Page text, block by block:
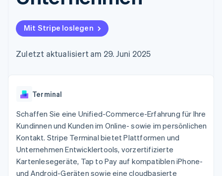
125
Terminal
Zahlungen vor Ort
Boost
Autorisierungsraten
Beschleunigter
Financial
Connections
Verbundene
Finanzdaten
Data Pipeline
Geldmanagement
SaaS
Bewirtung, Reisen und
Freizeit
Versicherungen
Medien und
Unterhaltung
Gemeinnützige
Organisationen
Marktplatz auf
Abonnementverwaltung
nutzungsbasierte
Karten ausgeben: So
Diensten mit Agenten
Ressourcen
Stripe Sessions
Karriere
Stripe Press
kontaktieren
Partner werden
Mit Stripe loslegen
Zuletzt aktualisiert am 29. Juni 2025
Terminal
Schaffen Sie eine Unified-Commerce-Erfahrung für Ihre
Kundinnen und Kunden im Online- sowie im persönlichen
Kontakt. Stripe Terminal bietet Plattformen und
Unternehmen Entwicklertools, vorzertifizierte
Kartenlesegeräte, Tap to Pay auf kompatiblen iPhone-
und Android-Geräten sowie eine cloudbasierte